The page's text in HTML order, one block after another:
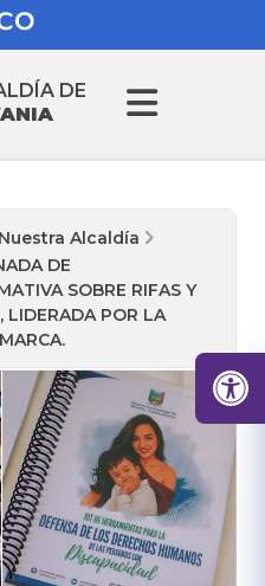
DE
Nuestra Alcaldía
DE
SOBRE RIFAS Y
LIDERADA POR LA